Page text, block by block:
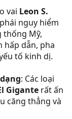
vai Leon S.
nguy hiểm
thống Mỹ,
hấp dẫn, pha
tố kinh dị.
: Các loại
Gigante rất ấn
căng thẳng và